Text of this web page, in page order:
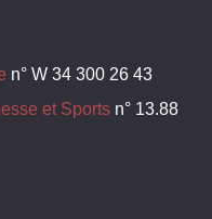
n° W 34 300 26 43
et Sports n° 13.88